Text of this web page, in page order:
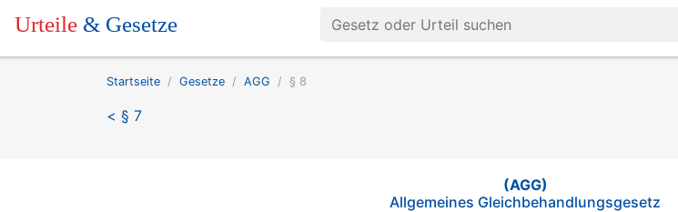
Urteile & Gesetze
Startseite Gesetze AGG § 8
< § 7
(AGG)
Allgemeines Gleichbehandlungsgesetz